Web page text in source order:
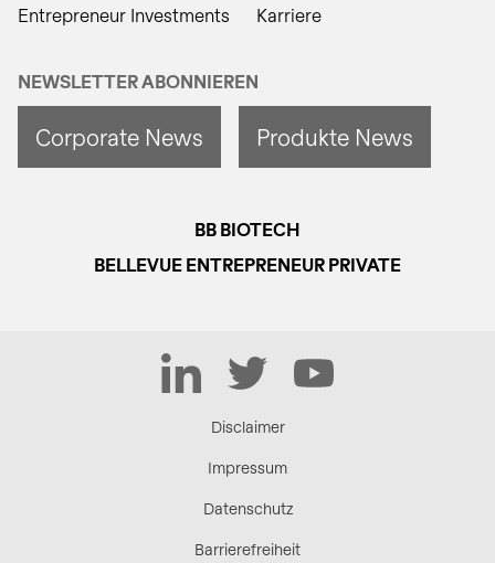
Entrepreneur Investments
Karriere
NEWSLETTER ABONNIEREN
Corporate News Produkte News
BB BIOTECH
BELLEVUE ENTREPRENEUR PRIVATE
LinkedIn Twitter YouTube
Disclaimer
Impressum
Datenschutz
Barrierefreiheit